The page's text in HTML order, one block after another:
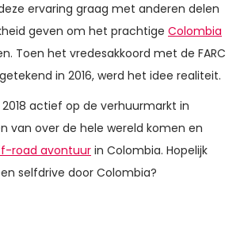
ervaring graag met anderen delen
geven om het prachtige Colombia
Toen het vredesakkoord met de FARC
in 2016, werd het idee realiteit.
2018 actief op de verhuurmarkt in
van over de hele wereld komen en
road avontuur in Colombia. Hopelijk
selfdrive door Colombia?